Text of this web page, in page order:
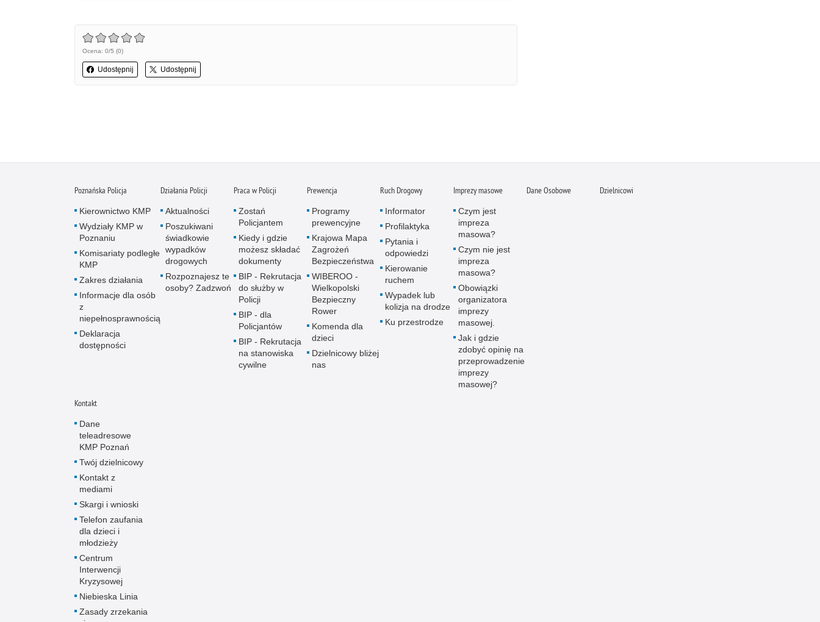
Ocena: 0/5 (0)
Udostępnij Udostępnij
Poznańska Policja
Kierownictwo KMP
Wydziały KMP w
Poznaniu
Komisariaty podległe
KMP
Zakres działania
Informacje dla osób
z
niepełnosprawnością
Deklaracja
dostępności
Działania Policji
Aktualności
Poszukiwani
świadkowie
wypadków
drogowych
Rozpoznajesz te
osoby? Zadzwoń
Praca w Policji
Zostań
Policjantem
Kiedy i gdzie
możesz składać
dokumenty
BIP - Rekrutacja
do służby w
Policji
BIP - dla
Policjantów
BIP - Rekrutacja
na stanowiska
cywilne
Prewencja
Programy
prewencyjne
Krajowa Mapa
Zagrożeń
Bezpieczeństwa
WIBEROO -
Wielkopolski
Bezpieczny
Rower
Komenda dla
dzieci
Dzielnicowy bliżej
nas
Ruch Drogowy
Informator
Profilaktyka
Pytania i
odpowiedzi
Kierowanie
ruchem
Wypadek lub
kolizja na drodze
Ku przestrodze
Imprezy masowe
Czym jest
impreza
masowa?
Czym nie jest
impreza
masowa?
Obowiązki
organizatora
imprezy
masowej.
Jak i gdzie
zdobyć opinię na
przeprowadzenie
imprezy
masowej?
Dane Osobowe Dzielnicowi
Kontakt
Dane
teleadresowe
KMP Poznań
Twój dzielnicowy
Kontakt z
mediami
Skargi i wnioski
Telefon zaufania
dla dzieci i
młodzieży
Centrum
Interwencji
Kryzysowej
Niebieska Linia
Zasady zrzekania